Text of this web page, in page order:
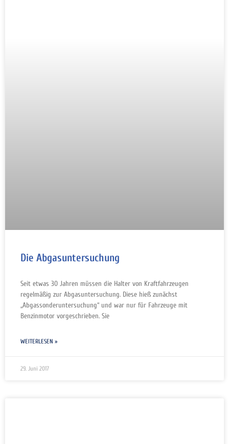
Die Abgasuntersuchung
Seit etwas 30 Jahren müssen die Halter von Kraftfahrzeugen
regelmäßig zur Abgasuntersuchung. Diese hieß zunächst
„Abgassonderuntersuchung“ und war nur für Fahrzeuge mit
Benzinmotor vorgeschrieben. Sie
WEITERLESEN »
29. Juni 2017